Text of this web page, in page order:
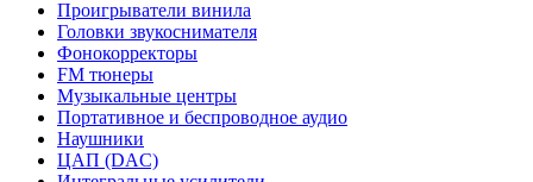
Проигрыватели винила
Головки звукоснимателя
Фонокорректоры
FM тюнеры
Музыкальные центры
Портативное и беспроводное аудио
Наушники
ЦАП (DAC)